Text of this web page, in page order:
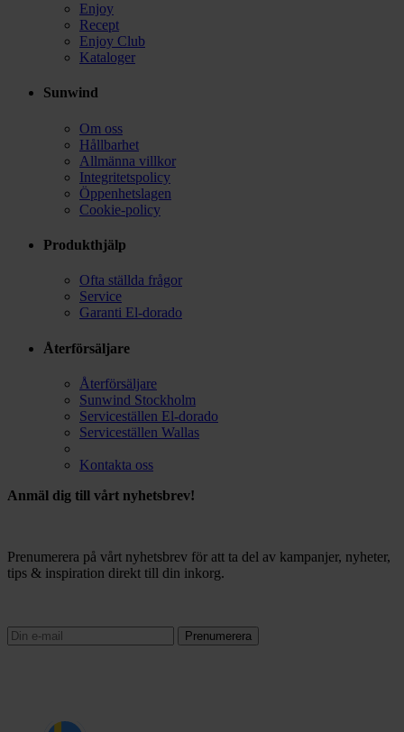
Enjoy
Recept
Enjoy Club
Kataloger
Sunwind
Om oss
Hållbarhet
Allmänna villkor
Integritetspolicy
Öppenhetslagen
Cookie-policy
Produkthjälp
Ofta ställda frågor
Service
Garanti El-dorado
Återförsäljare
Återförsäljare
Sunwind Stockholm
Serviceställen El-dorado
Serviceställen Wallas
Kontakta oss
Anmäl dig till vårt nyhetsbrev!
Prenumerera på vårt nyhetsbrev för att ta del av kampanjer, nyheter,
tips & inspiration direkt till din inkorg.
Prenumerera